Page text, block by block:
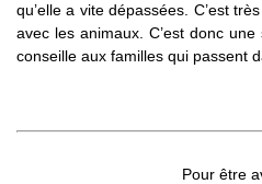
qu’elle a vite dépassées. C’est
avec les animaux. C’est donc
conseille aux familles qui passent
Pour être